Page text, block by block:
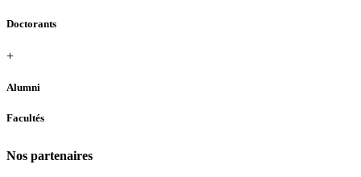
Doctorants
+
Alumni
Facultés
Nos partenaires